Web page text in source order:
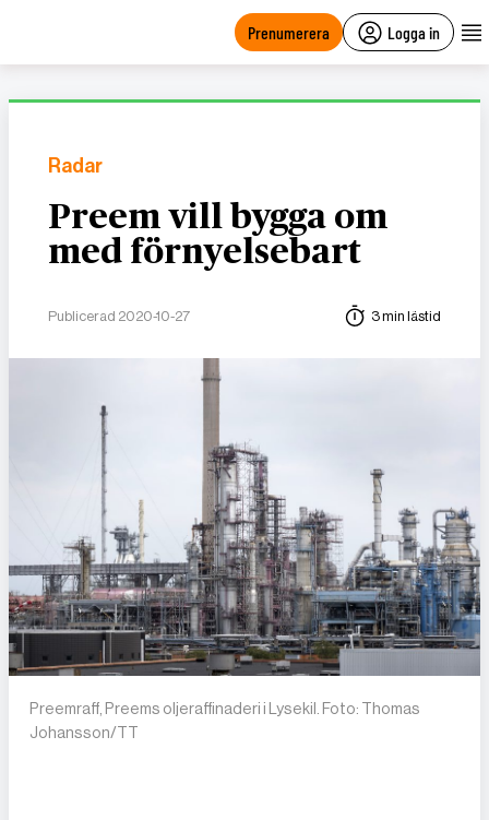
Prenumerera Logga in
Radar
Preem vill bygga om
med förnyelsebart
Publicerad 2020-10-27 3 min lästid
Preemraff, Preems oljeraffinaderi i Lysekil. Foto: Thomas
Johansson/TT